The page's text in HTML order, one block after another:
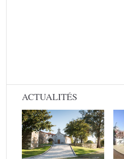
ACTUALITÉS